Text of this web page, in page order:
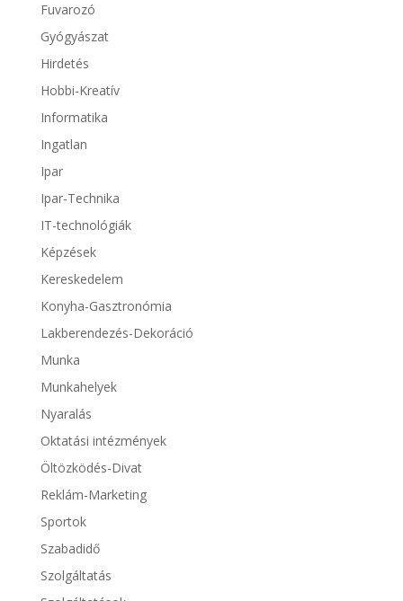
Fuvarozó
Gyógyászat
Hirdetés
Hobbi-Kreatív
Informatika
Ingatlan
Ipar
Ipar-Technika
IT-technológiák
Képzések
Kereskedelem
Konyha-Gasztronómia
Lakberendezés-Dekoráció
Munka
Munkahelyek
Nyaralás
Oktatási intézmények
Öltözködés-Divat
Reklám-Marketing
Sportok
Szabadidő
Szolgáltatás